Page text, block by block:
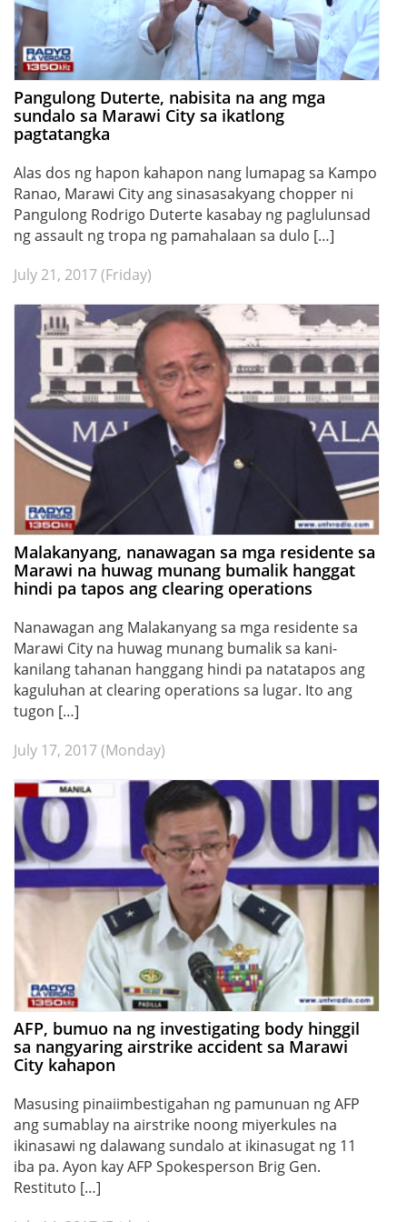
Pangulong Duterte, nabisita na ang mga
sundalo sa Marawi City sa ikatlong
pagtatangka
Alas dos ng hapon kahapon nang lumapag sa Kampo
Ranao, Marawi City ang sinasasakyang chopper ni
Pangulong Rodrigo Duterte kasabay ng paglulunsad
ng assault ng tropa ng pamahalaan sa dulo […]
July 21, 2017 (Friday)
Malakanyang, nanawagan sa mga residente sa
Marawi na huwag munang bumalik hanggat
hindi pa tapos ang clearing operations
Nanawagan ang Malakanyang sa mga residente sa
Marawi City na huwag munang bumalik sa kani-
kanilang tahanan hanggang hindi pa natatapos ang
kaguluhan at clearing operations sa lugar. Ito ang
tugon […]
July 17, 2017 (Monday)
AFP, bumuo na ng investigating body hinggil
sa nangyaring airstrike accident sa Marawi
City kahapon
Masusing pinaiimbestigahan ng pamunuan ng AFP
ang sumablay na airstrike noong miyerkules na
ikinasawi ng dalawang sundalo at ikinasugat ng 11
iba pa. Ayon kay AFP Spokesperson Brig Gen.
Restituto […]